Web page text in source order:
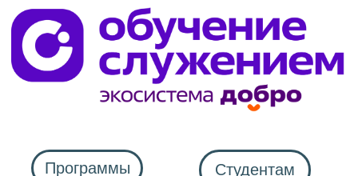
Программы Студентам
Проекты Документы